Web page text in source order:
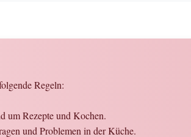
Regeln:
um Rezepte und Kochen.
und Problemen in der Küche.